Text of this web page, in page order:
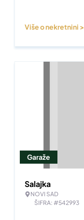
Više o nekretnini >
Garaže
Salajka
NOVI SAD
ŠIFRA: #542993